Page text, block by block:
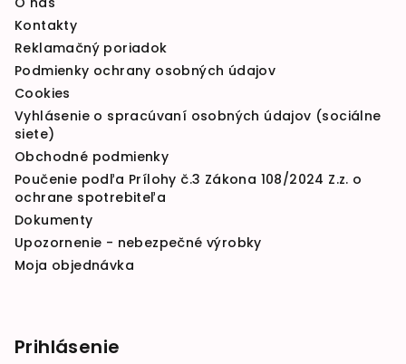
Kontakty
Reklamačný poriadok
Podmienky ochrany osobných údajov
Cookies
Vyhlásenie o spracúvaní osobných údajov (sociálne
siete)
Obchodné podmienky
Poučenie podľa Prílohy č.3 Zákona 108/2024 Z.z. o
ochrane spotrebiteľa
Dokumenty
Upozornenie - nebezpečné výrobky
Moja objednávka
Prihlásenie